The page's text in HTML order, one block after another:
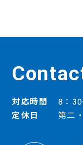
対応時間
8：
定休日
第二